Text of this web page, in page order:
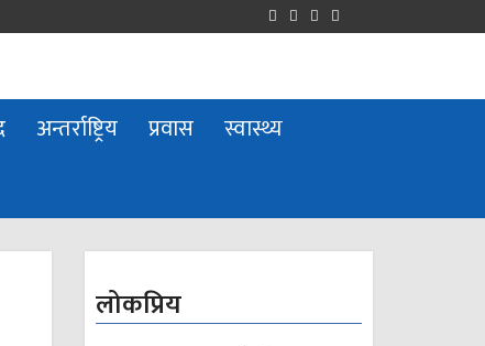
अन्तर्राष्ट्रिय प्रवास
स्वास्थ्य
लोकप्रिय